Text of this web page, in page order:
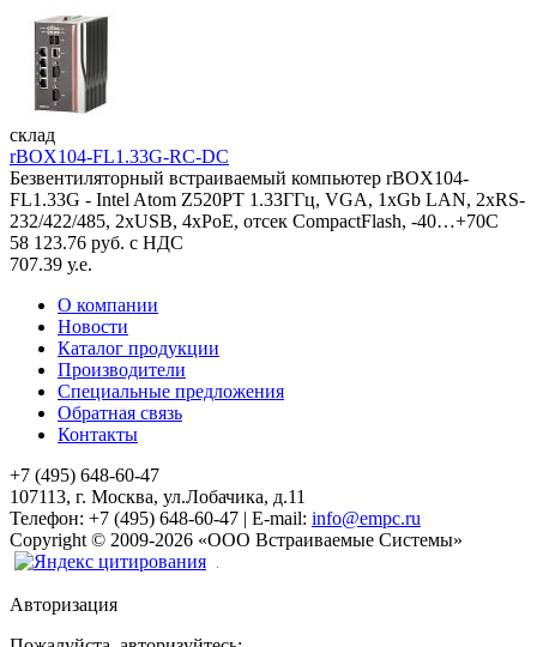
склад
rBOX104-FL1.33G-RC-DC
Безвентиляторный встраиваемый компьютер rBOX104-
FL1.33G - Intel Atom Z520PT 1.33ГГц, VGA, 1xGb LAN, 2xRS-
232/422/485, 2xUSB, 4xPoE, отсек CompactFlash, -40…+70C
58 123.76 руб. с НДС
707.39 у.е.
О компании
Новости
Каталог продукции
Производители
Специальные предложения
Обратная связь
Контакты
+7 (495) 648-60-47
107113, г. Москва, ул.Лобачика, д.11
Телефон: +7 (495) 648-60-47 | E-mail: info@empc.ru
Copyright © 2009-2026 «ООО Встраиваемые Системы»
Авторизация